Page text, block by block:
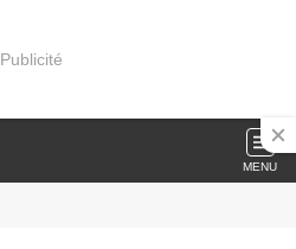
Publicité
MENU